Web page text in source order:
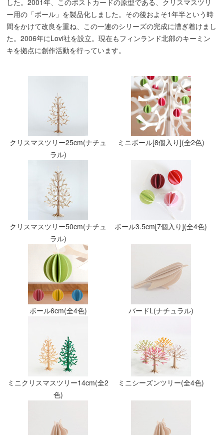
ー用の「ボール」を製品化しました。その後およそ1年半という時
間をかけて改良を重ね、この一連のシリーズの完成に漕ぎ着けまし
た。2006年にLovi社を設立。現在もフィンランド北部のキーミン
キを拠点に創作活動を行っています。
クリスマスツリー25cm(ナチュ
ラル)
ミニボール[8個入り](全2色)
クリスマスツリー50cm(ナチュ
ラル)
ボール3.5cm[7個入り](全4色)
ボール6cm(全4色) バードL(ナチュラル)
ミニクリスマスツリー14cm(全2
色)
ミニシーズンツリー(全4色)